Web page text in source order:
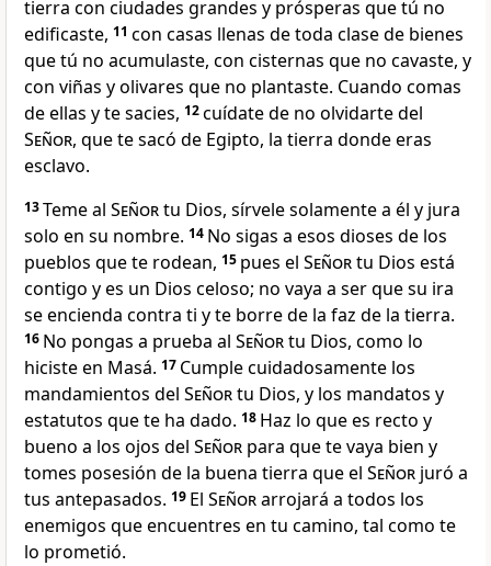
tierra con ciudades grandes y prósperas que tú no
edificaste, 11 con casas llenas de toda clase de bienes
que tú no acumulaste, con cisternas que no cavaste, y
con viñas y olivares que no plantaste. Cuando comas
de ellas y te sacies, 12cuídate de no olvidarte del
Señor, que te sacó de Egipto, la tierra donde eras
esclavo.
13Teme al Señortu Dios, sírvele solamente a él y jura
solo en su nombre. 14 No sigas a esos dioses de los
pueblos que te rodean, 15 pues el Señortu Dios está
contigo y es un Dios celoso; no vaya a ser que su ira
se encienda contra ti y te borre de la faz de la tierra.
16 No pongas a prueba al Señortu Dios, como lo
hiciste en Masá. 17 Cumple cuidadosamente los
mandamientos del Señortu Dios, y los mandatos y
estatutos que te ha dado. 18 Haz lo que es recto y
bueno a los ojos del Señor para que te vaya bien y
tomes posesión de la buena tierra que el Señor juró a
tus antepasados. 19 El Señorarrojará a todos los
enemigos que encuentres en tu camino, tal como te
lo prometió.